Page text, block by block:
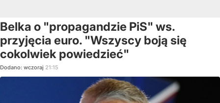
Belka o "propagandzie PiS" ws.
przyjęcia euro. "Wszyscy boją się
cokolwiek powiedzieć"
Dodano: wczoraj 21:15